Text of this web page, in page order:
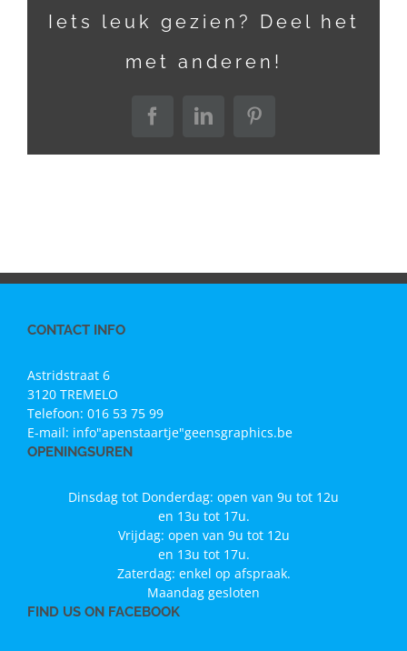
Iets leuk gezien? Deel het
met anderen!
FacebookLinkedInPinterest
CONTACT INFO
Astridstraat 6
3120 TREMELO
Telefoon: 016 53 75 99
E-mail: info"apenstaartje"geensgraphics.be
OPENINGSUREN
Dinsdag tot Donderdag: open van 9u tot 12u
en 13u tot 17u.
Vrijdag: open van 9u tot 12u
en 13u tot 17u.
Zaterdag: enkel op afspraak.
Maandag gesloten
FIND US ON FACEBOOK